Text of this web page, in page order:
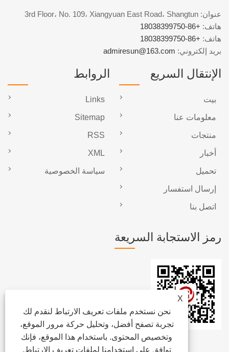
X
نحن نستخدم ملفات تعريف الارتباط لنقدم لك
تجربة تصفح أفضل، وتحليل حركة مرور الموقع،
وتخصيص المحتوى. باستخدام هذا الموقع، فإنك
توافق على استخدامنا لملفات تعريف الارتباط.
عنوان: 3rd Floor، No. 109، Xiangyuan East Road، Shangtun
هاتف: +86-18038399750
هاتف: +86-18038399750
بريد إلكتروني: admiresun@163.com
الإنتقال السريع
بيت
معلومات عنا
منتجات
أخبار
تحميل
إرسال استفسار
اتصل بنا
الروابط
Links
Sitemap
RSS
XML
سياسة الخصوصية
رمز الاستجابة السريعة